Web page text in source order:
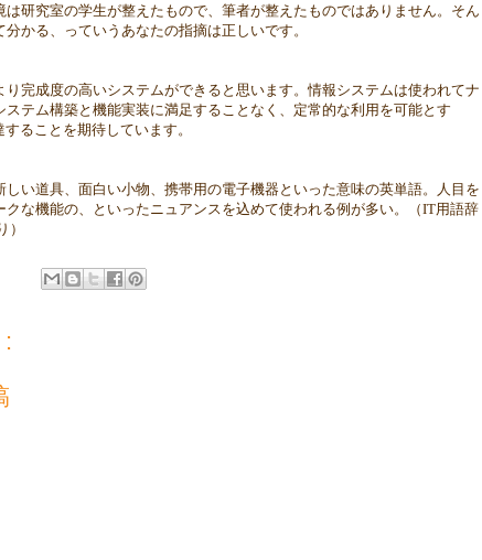
研究室の学生が整えたもので、筆者が整えたものではありません。そん
かる、っていうあなたの指摘は正しいです。
完成度の高いシステムができると思います。情報システムは使われてナ
ステム構築と機能実装に満足することなく、定常的な利用を可能とす
ることを期待しています。
い道具、面白い小物、携帯用の電子機器といった意味の英単語。人目を
クな機能の、といったニュアンスを込めて使われる例が多い。（IT用語辞
）